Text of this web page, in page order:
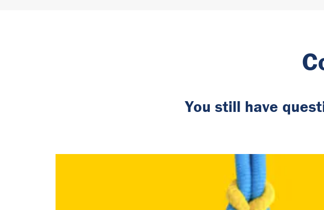
You still have